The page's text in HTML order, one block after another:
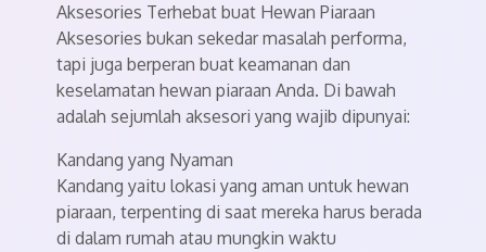
Aksesories Terhebat buat Hewan Piaraan
Aksesories bukan sekedar masalah performa,
tapi juga berperan buat keamanan dan
keselamatan hewan piaraan Anda. Di bawah
adalah sejumlah aksesori yang wajib dipunyai:
Kandang yang Nyaman
Kandang yaitu lokasi yang aman untuk hewan
piaraan, terpenting di saat mereka harus berada
di dalam rumah atau mungkin waktu